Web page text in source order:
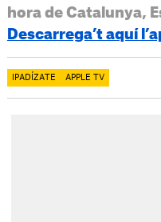
hora de Catalunya,
Descarrega’t aquí
IPADÍZATE APPLE TV